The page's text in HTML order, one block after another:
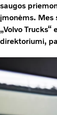
saugos
įmonėms. Mes
„Volvo
direktoriumi,